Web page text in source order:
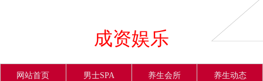
成资娱乐
网站首页 男士SPA 养生会所 养生动态